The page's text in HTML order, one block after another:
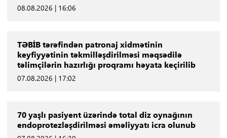
08.08.2026 | 16:06
TƏBİB tərəfindən patronaj xidmətinin
keyfiyyətinin təkmilləşdirilməsi məqsədilə
təlimçilərin hazırlığı proqramı həyata keçirilib
07.08.2026 | 17:02
70 yaşlı pasiyent üzərində total diz oynağının
endoprotezləşdirilməsi əməliyyatı icra olunub